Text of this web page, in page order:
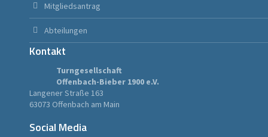
Mitgliedsantrag
Abteilungen
Kontakt
Turngesellschaft
Offenbach-Bieber 1900 e.V.
Langener Straße 163
63073 Offenbach am Main
Social Media